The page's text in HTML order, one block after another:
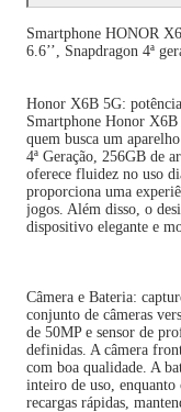
Smartphone HONOR
6.6’’, Snapdragon 4ª
Honor X6B 5G:
Smartphone Honor X6B
quem busca um
4ª Geração, 256GB de
oferece fluidez no uso
proporciona uma
jogos. Além disso, o
dispositivo elegante e
Câmera e Bateria:
conjunto de câmeras
de 50MP e sensor de
definidas. A câmera
com boa qualidade. A
inteiro de uso,
recargas rápidas,